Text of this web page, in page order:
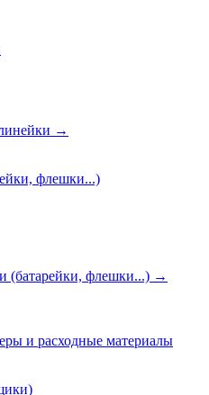
→
флешки...)
(батарейки, флешки...) →
и расходные материалы